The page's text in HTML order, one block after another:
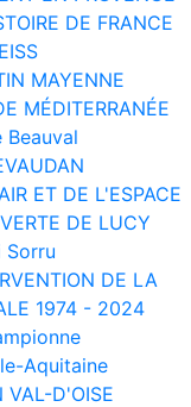
DE FRANCE
MAYENNE
MÉDITERRANÉE
Beauval
ET DE L'ESPACE
DE LUCY
Sorru
DE LA
1974 - 2024
Aquitaine
VAL-D'OISE